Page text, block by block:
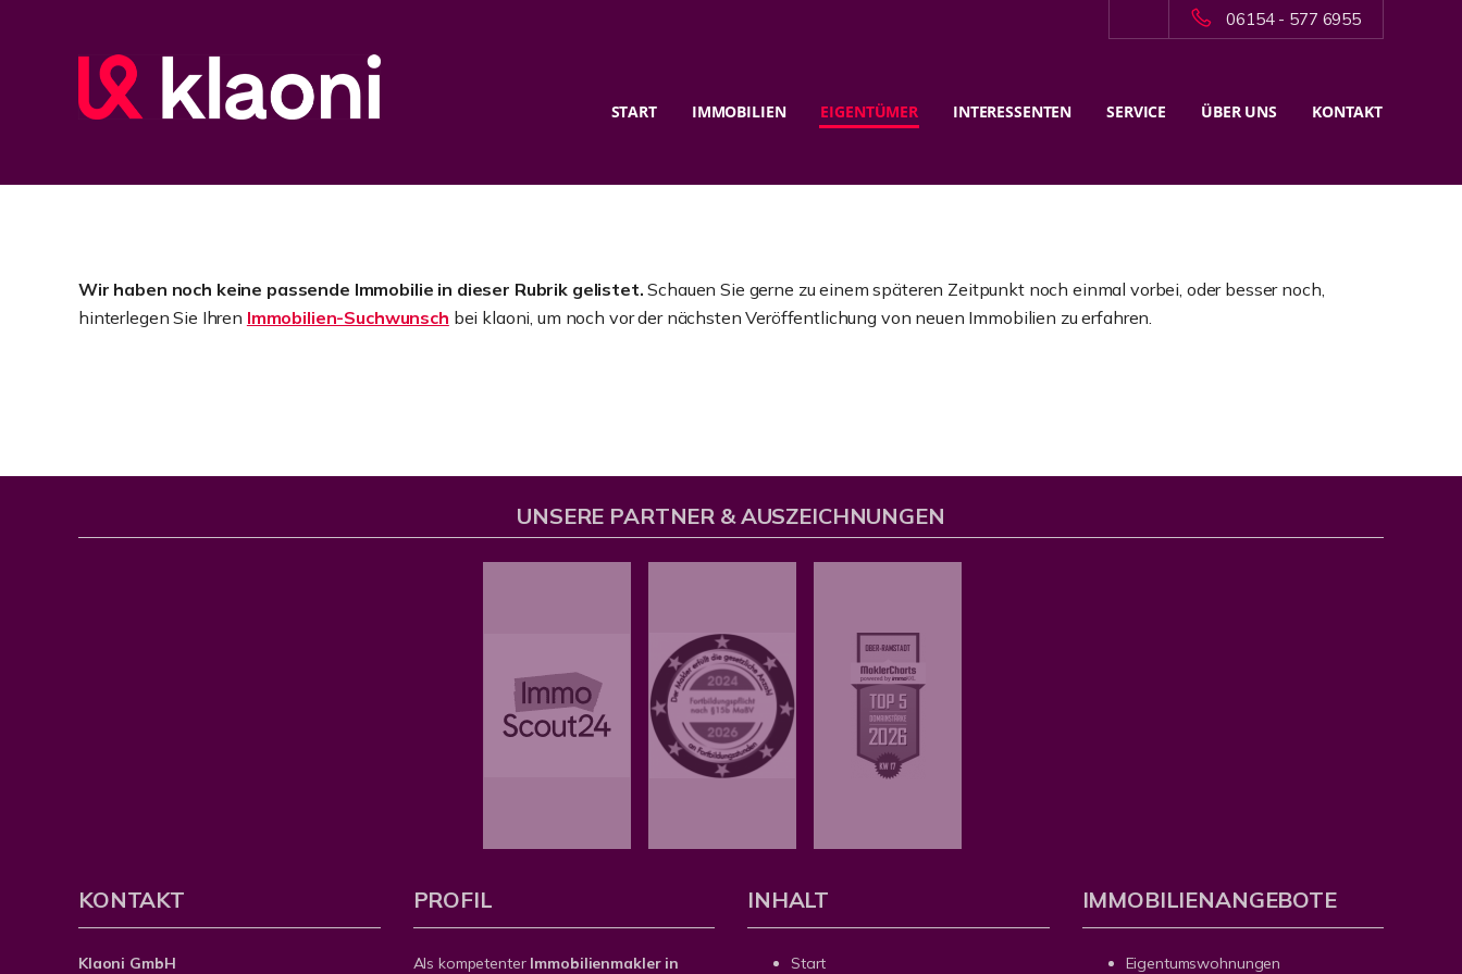
06154 - 577 6955
START IMMOBILIEN EIGENTÜMER INTERESSENTEN SERVICE ÜBER UNS KONTAKT
Wir haben noch keine passende Immobilie in dieser Rubrik gelistet. Schauen Sie gerne zu einem späteren Zeitpunkt noch einmal vorbei, oder besser noch,
hinterlegen Sie Ihren Immobilien-Suchwunsch bei klaoni, um noch vor der nächsten Veröffentlichung von neuen Immobilien zu erfahren.
UNSERE PARTNER & AUSZEICHNUNGEN
KONTAKT
Klaoni GmbH
PROFIL
Als kompetenter Immobilienmakler in
INHALT
Start
IMMOBILIENANGEBOTE
Eigentumswohnungen